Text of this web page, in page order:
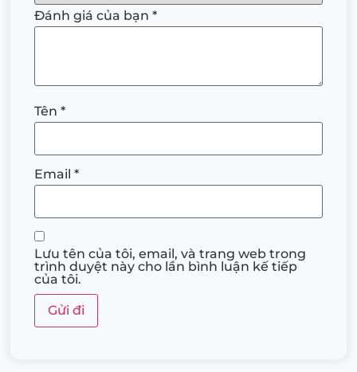
Đánh giá của bạn *
Tên *
Email *
Lưu tên của tôi, email, và trang web trong
trình duyệt này cho lần bình luận kế tiếp
của tôi.